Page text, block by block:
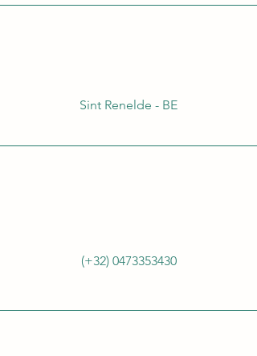
Sint Renelde - BE
(+32) 0473353430